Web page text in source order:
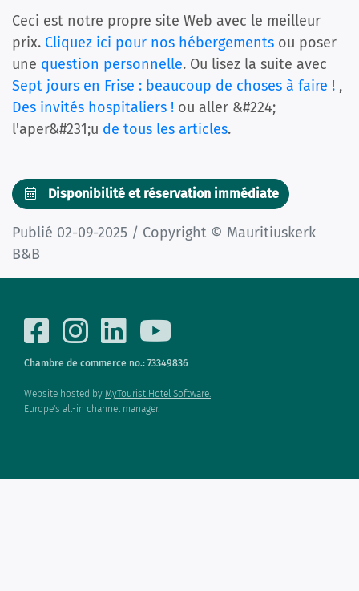
Ceci est notre propre site Web avec le meilleur
prix. Cliquez ici pour nos hébergements ou poser
une question personnelle. Ou lisez la suite avec
Sept jours en Frise : beaucoup de choses à faire ! ,
Des invités hospitaliers ! ou aller &#224;
l'aper&#231;u de tous les articles.
Disponibilité et réservation immédiate
Publié 02-09-2025 / Copyright © Mauritiuskerk
B&B
Chambre de commerce no.: 73349836
Website hosted by MyTourist Hotel Software.
Europe's all-in channel manager.